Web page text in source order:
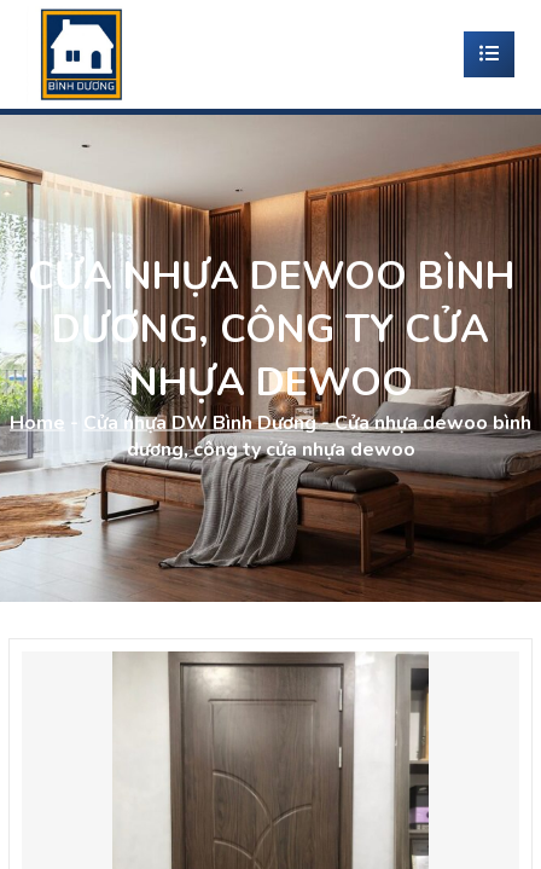
CỬA NHỰA DEWOO BÌNH
DƯƠNG, CÔNG TY CỬA
NHỰA DEWOO
Home - Cửa nhựa DW Bình Dương-Cửa nhựa dewoo bình
dương, công ty cửa nhựa dewoo